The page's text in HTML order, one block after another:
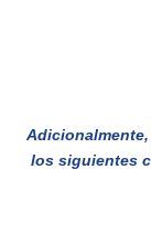
los siguientes